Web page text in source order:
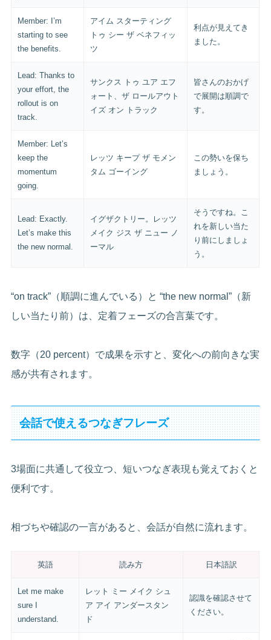
Member: I’m
starting to see
the benefits.
アイム スターティング
トゥ シー ザ ベネフィッ
ツ
利点が見えてき
ました。
Lead: Thanks to
your effort, the
rollout is on
track.
サンクス トゥ ユア エフ
ォート、ザ ロールアウト
イズ オン トラック
皆さんのおかげ
で展開は順調で
す。
Member: Let’s
keep the
momentum
going.
レッツ キープ ザ モメン
タム ゴーイング
この勢いを保ち
ましょう。
Lead: Exactly.
Let’s make this
the new normal.
イグザクトリー。レッツ
メイク ジス ザ ニュー ノ
ーマル
そうですね。こ
れを新しい当た
り前にしましょ
う。
“on track”（順調に進んでいる）と “the new normal”（新
しい当たり前）は、定着フェーズの合言葉です。
数字（20 percent）で成果を示すと、変化への前向きな実
感が共有されます。
会話で使えるつなぎフレーズ
3場面に共通して役立つ、短いつなぎ表現も覚えておくと
便利です。
相づちや確認の一言があると、会話が自然に流れます。
英語 読み方 日本語訳
Let me make
sure I
understand.
レット ミー メイク シュ
ア アイ アンダースタン
ド
認識を確認させて
ください。